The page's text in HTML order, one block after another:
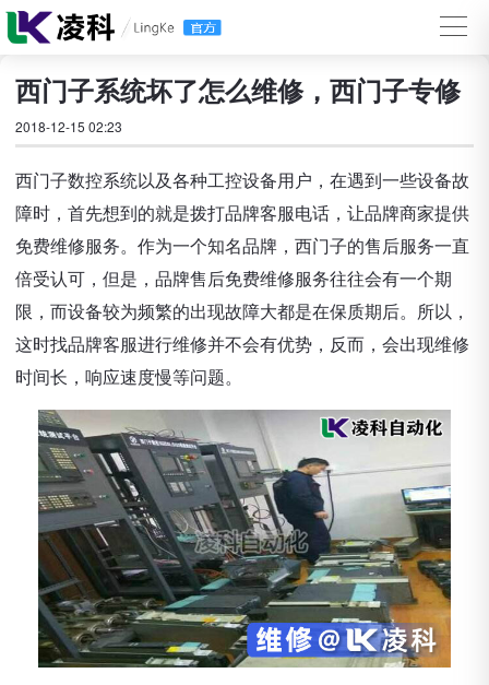
西门子系统坏了怎么维修，西门子专修
2018-12-15 02:23
西门子数控系统以及各种工控设备用户，在遇到一些设备故
障时，首先想到的就是拨打品牌客服电话，让品牌商家提供
免费维修服务。作为一个知名品牌，西门子的售后服务一直
倍受认可，但是，品牌售后免费维修服务往往会有一个期
限，而设备较为频繁的出现故障大都是在保质期后。所以，
这时找品牌客服进行维修并不会有优势，反而，会出现维修
时间长，响应速度慢等问题。